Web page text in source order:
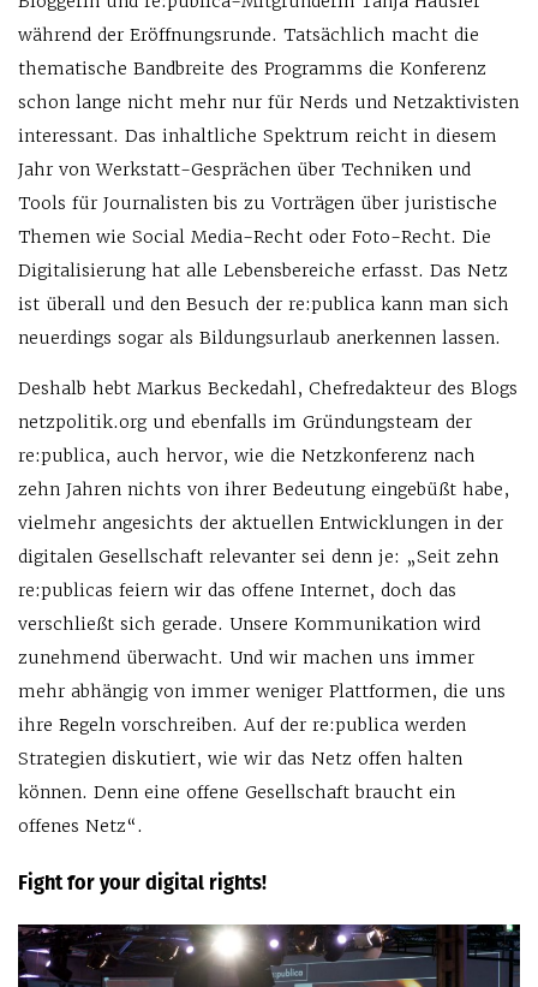
während der Eröffnungsrunde. Tatsächlich macht die
thematische Bandbreite des Programms die Konferenz
schon lange nicht mehr nur für Nerds und Netzaktivisten
interessant. Das inhaltliche Spektrum reicht in diesem
Jahr von Werkstatt-Gesprächen über Techniken und
Tools für Journalisten bis zu Vorträgen über juristische
Themen wie Social Media-Recht oder Foto-Recht. Die
Digitalisierung hat alle Lebensbereiche erfasst. Das Netz
ist überall und den Besuch der re:publica kann man sich
neuerdings sogar als Bildungsurlaub anerkennen lassen.
Deshalb hebt Markus Beckedahl, Chefredakteur des Blogs
netzpolitik.org und ebenfalls im Gründungsteam der
re:publica, auch hervor, wie die Netzkonferenz nach
zehn Jahren nichts von ihrer Bedeutung eingebüßt habe,
vielmehr angesichts der aktuellen Entwicklungen in der
digitalen Gesellschaft relevanter sei denn je: „Seit zehn
re:publicas feiern wir das offene Internet, doch das
verschließt sich gerade. Unsere Kommunikation wird
zunehmend überwacht. Und wir machen uns immer
mehr abhängig von immer weniger Plattformen, die uns
ihre Regeln vorschreiben. Auf der re:publica werden
Strategien diskutiert, wie wir das Netz offen halten
können. Denn eine offene Gesellschaft braucht ein
offenes Netz“.
Fight for your digital rights!